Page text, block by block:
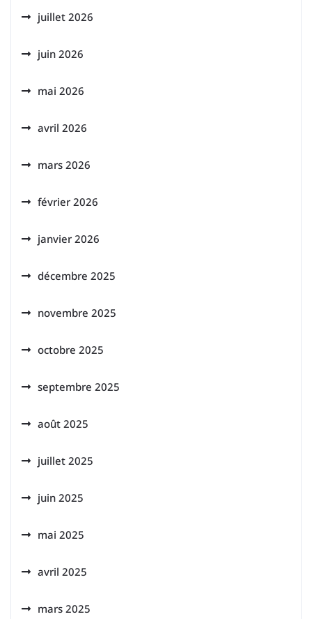
juillet 2026
juin 2026
mai 2026
avril 2026
mars 2026
février 2026
janvier 2026
décembre 2025
novembre 2025
octobre 2025
septembre 2025
août 2025
juillet 2025
juin 2025
mai 2025
avril 2025
mars 2025